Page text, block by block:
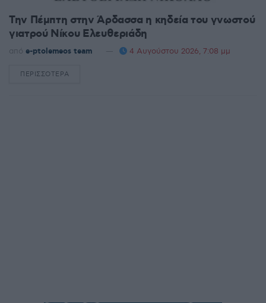
Την Πέμπτη στην Άρδασσα η κηδεία του γνωστού
γιατρού Νίκου Ελευθεριάδη
από e-ptolemeos team 4 Αυγούστου 2026, 7:08 μμ
ΠΕΡΙΣΣΌΤΕΡΑ